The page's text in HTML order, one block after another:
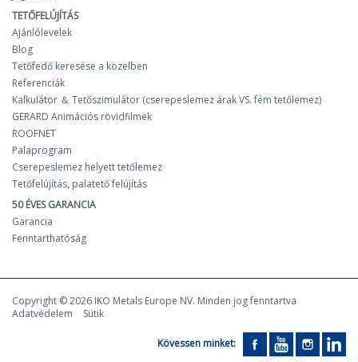
TETŐFELÚJÍTÁS
Ajánlólevelek
Blog
Tetőfedő keresése a közelben
Referenciák
Kalkulátor ＆ Tetőszimulátor (cserepeslemez árak VS. fém tetőlemez)
GERARD Animációs rövidfilmek
ROOFNET
Palaprogram
Cserepeslemez helyett tetőlemez
Tetőfelújítás, palatető felújítás
50 ÉVES GARANCIA
Garancia
Fenntarthatóság
Copyright © 2026 IKO Metals Europe NV. Minden jog fenntartva
Adatvédelem
Sütik
Kövessen minket: